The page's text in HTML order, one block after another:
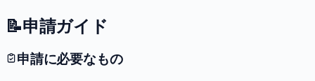
📝申請ガイド
申請に必要なもの